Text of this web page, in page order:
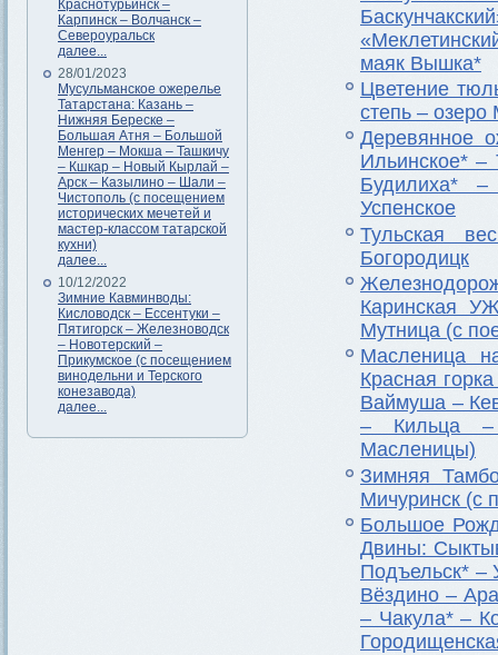
Краснотурьинск –
Карпинск – Волчанск –
Североуральск
далее...
28/01/2023
Мусульманское ожерелье
Татарстана: Казань –
Нижняя Береске –
Большая Атня – Большой
Менгер – Мокша – Ташкичу
– Кшкар – Новый Кырлай –
Арск – Казылино – Шали –
Чистополь (с посещением
исторических мечетей и
мастер-классом татарской
кухни)
далее...
10/12/2022
Зимние Кавминводы:
Кисловодск – Ессентуки –
Пятигорск – Железноводск
– Новотерский –
Прикумское (с посещением
винодельни и Терского
конезавода)
далее...
маяк Вышка*
Цветение
степь – озеро
Деревянное
Ильинское* –
Будилиха*
Успенское
Тульская
Богородицк
Каринская
Мутница (с
Масленица
Красная
Ваймуша –
– Кильца –
Масленицы)
Зимняя
Мичуринск (с
Большое
Двины:
Подъельск* –
Вёздино –
– Чакула* –